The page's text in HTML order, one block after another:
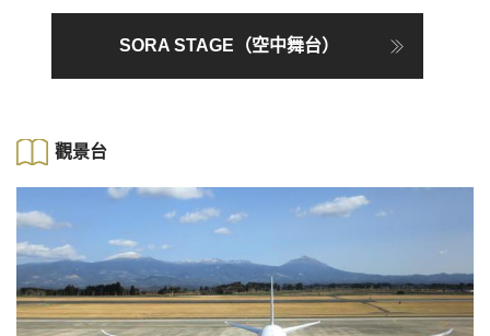
SORA STAGE（空中舞台）
觀景台